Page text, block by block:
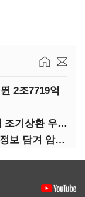
2조7719억
"관광기금 상향 소식에 카지노 업계 조기상환 우려"
모두의 창업 플랫폼, API에 비공개 정보 담겨 암호키까지 새나갔다